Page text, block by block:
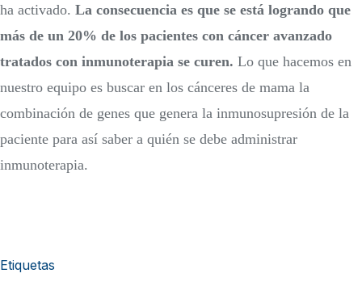
ha activado. La consecuencia es que se está logrando que
más de un 20% de los pacientes con cáncer avanzado
tratados con inmunoterapia se curen. Lo que hacemos en
nuestro equipo es buscar en los cánceres de mama la
combinación de genes que genera la inmunosupresión de la
paciente para así saber a quién se debe administrar
inmunoterapia.
Etiquetas